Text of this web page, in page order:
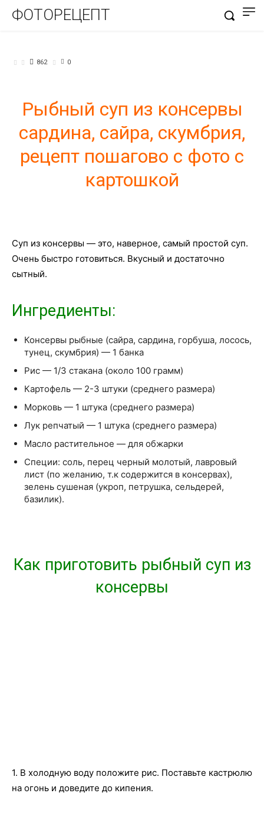
ФОТОРЕЦЕПТ
862 0
Рыбный суп из консервы
сардина, сайра, скумбрия,
рецепт пошагово с фото с
картошкой
Суп из консервы — это, наверное, самый простой суп.
Очень быстро готовиться. Вкусный и достаточно
сытный.
Ингредиенты:
Консервы рыбные (сайра, сардина, горбуша, лосось,
тунец, скумбрия) — 1 банка
Рис — 1/3 стакана (около 100 грамм)
Картофель — 2-3 штуки (среднего размера)
Морковь — 1 штука (среднего размера)
Лук репчатый — 1 штука (среднего размера)
Масло растительное — для обжарки
Специи: соль, перец черный молотый, лавровый
лист (по желанию, т.к содержится в консервах),
зелень сушеная (укроп, петрушка, сельдерей,
базилик).
Как приготовить рыбный суп из
консервы
1. В холодную воду положите рис. Поставьте кастрюлю
на огонь и доведите до кипения.